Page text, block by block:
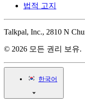
법적 고지
Talkpal, Inc., 2810 N
© 2026 모든 권리 보유.
한국어